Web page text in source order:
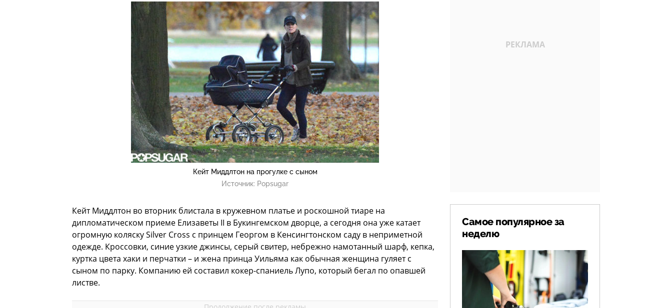
Кейт Миддлтон на прогулке с сыном
Источник: Popsugar
Кейт Миддлтон во вторник блистала в кружевном платье и роскошной тиаре на
дипломатическом приеме Елизаветы II в Букингемском дворце, а сегодня она уже катает
огромную коляску Silver Cross с принцем Георгом в Кенсингтонском саду в неприметной
одежде. Кроссовки, синие узкие джинсы, серый свитер, небрежно намотанный шарф, кепка,
куртка цвета хаки и перчатки – и жена принца Уильяма как обычная женщина гуляет с
сыном по парку. Компанию ей составил кокер-спаниель Лупо, который бегал по опавшей
листве.
Самое популярное за
неделю